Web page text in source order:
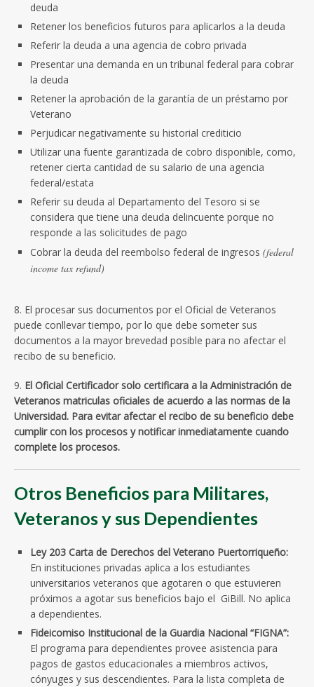
deuda
Retener los beneficios futuros para aplicarlos a la deuda
Referir la deuda a una agencia de cobro privada
Presentar una demanda en un tribunal federal para cobrar
la deuda
Retener la aprobación de la garantía de un préstamo por
Veterano
Perjudicar negativamente su historial crediticio
Utilizar una fuente garantizada de cobro disponible, como,
retener cierta cantidad de su salario de una agencia
federal/estata
Referir su deuda al Departamento del Tesoro si se
considera que tiene una deuda delincuente porque no
responde a las solicitudes de pago
Cobrar la deuda del reembolso federal de ingresos (federal
income tax refund)
8. El procesar sus documentos por el Oficial de Veteranos
puede conllevar tiempo, por lo que debe someter sus
documentos a la mayor brevedad posible para no afectar el
recibo de su beneficio.
9. El Oficial Certificador solo certificara a la Administración de
Veteranos matriculas oficiales de acuerdo a las normas de la
Universidad. Para evitar afectar el recibo de su beneficio debe
cumplir con los procesos y notificar inmediatamente cuando
complete los procesos.
Otros Beneficios para Militares,
Veteranos y sus Dependientes
Ley 203 Carta de Derechos del Veterano Puertorriqueño:
En instituciones privadas aplica a los estudiantes
universitarios veteranos que agotaren o que estuvieren
próximos a agotar sus beneficios bajo el GiBill. No aplica
a dependientes.
Fideicomiso Institucional de la Guardia Nacional “FIGNA”:
El programa para dependientes provee asistencia para
pagos de gastos educacionales a miembros activos,
cónyuges y sus descendientes. Para la lista completa de